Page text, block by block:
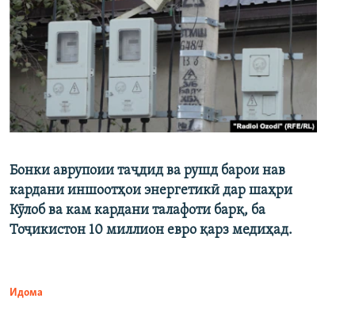
Бонки аврупоии таҷдид ва рушд барои нав
кардани иншоотҳои энергетикӣ дар шаҳри
Кӯлоб ва кам кардани талафоти барқ, ба
Тоҷикистон 10 миллион евро қарз медиҳад.
Идома